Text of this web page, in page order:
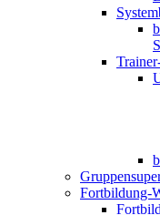
Fortbildung-